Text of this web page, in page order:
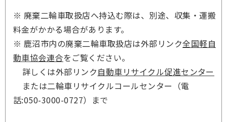
※ 廃棄二輪車取扱店へ持込む際は、別途、収集・運搬
料金がかかる場合があります。
※ 鹿沼市内の廃棄二輪車取扱店は外部リンク全国軽自
動車協会連合をご覧ください。
詳しくは外部リンク自動車リサイクル促進センター
または二輪車リサイクルコールセンター（電
話:050-3000-0727）まで